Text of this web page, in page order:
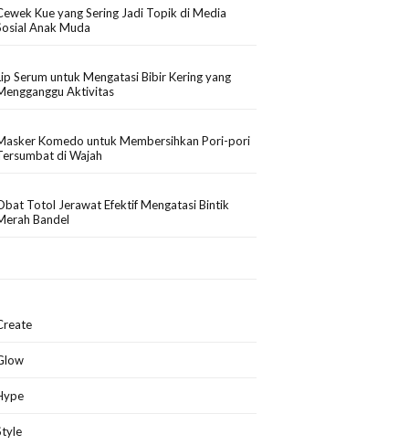
Kue yang Sering Jadi Topik di Media
Anak Muda
Serum untuk Mengatasi Bibir Kering yang
Aktivitas
Komedo untuk Membersihkan Pori-pori
di Wajah
Totol Jerawat Efektif Mengatasi Bintik
Bandel